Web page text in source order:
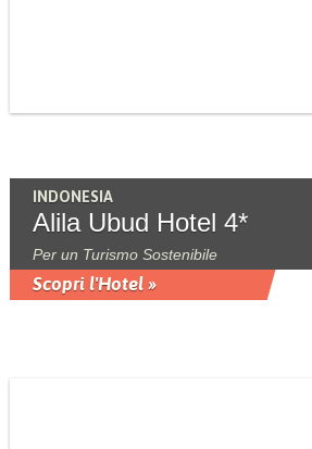
INDONESIA
Alila Ubud Hotel 4*
Per un Turismo Sostenibile
Scopri l'Hotel »